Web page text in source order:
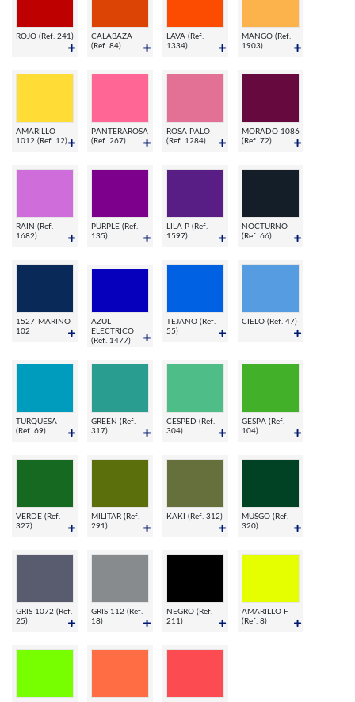
ROJO (Ref. 241)
CALABAZA
(Ref. 84)
LAVA (Ref.
1334)
MANGO (Ref.
1903)
AMARILLO
1012 (Ref. 12)
PANTERAROSA
(Ref. 267)
ROSA PALO
(Ref. 1284)
MORADO 1086
(Ref. 72)
RAIN (Ref.
1682)
PURPLE (Ref.
135)
LILA P (Ref.
1597)
NOCTURNO
(Ref. 66)
1527-MARINO
102
AZUL
ELECTRICO
(Ref. 1477)
TEJANO (Ref.
55)
CIELO (Ref. 47)
TURQUESA
(Ref. 69)
GREEN (Ref.
317)
CESPED (Ref.
304)
GESPA (Ref.
104)
VERDE (Ref.
327)
MILITAR (Ref.
291)
KAKI (Ref. 312)
MUSGO (Ref.
320)
GRIS 1072 (Ref.
25)
GRIS 112 (Ref.
18)
NEGRO (Ref.
211)
AMARILLO F
(Ref. 8)